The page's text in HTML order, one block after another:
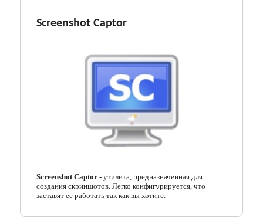
Screenshot Captor
Screenshot Captor- утилита, предназначенная для
создания скриншотов. Легко конфигурируется, что
заставят ее работать так как вы хотите.